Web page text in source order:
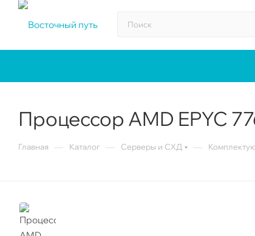
Процессор AMD EPYC
Главная Каталог Серверы и СХД